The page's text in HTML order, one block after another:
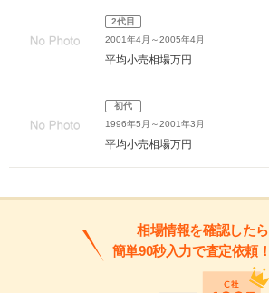
2代目
2001年4月～2005年4月
平均小売相場万円
初代
1996年5月～2001年3月
平均小売相場万円
相場情報を確認したら
簡単90秒入力で査定依頼！